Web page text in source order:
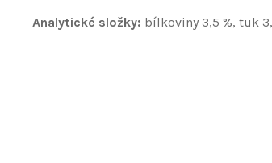
Analytické složky: bílkoviny 3,5 %, tuk